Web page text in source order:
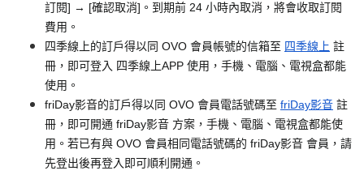
訂閱] → [確認取消]。到期前 24 小時內取消，將會收取訂閱
費用。
四季線上的訂戶得以同 OVO 會員帳號的信箱至 四季線上 註
冊，即可登入 四季線上APP 使用，手機、電腦、電視盒都能
使用。
friDay影音的訂戶得以同 OVO 會員電話號碼至 friDay影音 註
冊，即可開通 friDay影音 方案，手機、電腦、電視盒都能使
用。若已有與 OVO 會員相同電話號碼的 friDay影音 會員，請
先登出後再登入即可順利開通。